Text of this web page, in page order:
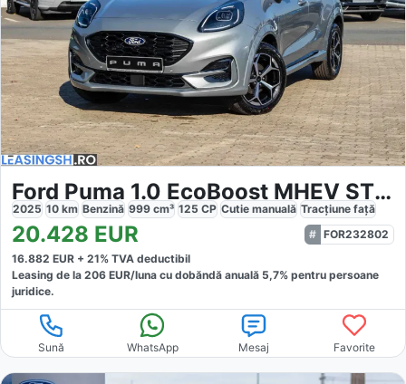
Ford Puma 1.0 EcoBoost MHEV ST Line
2025 10 km Benzină 999 cm³ 125 CP Cutie manuală Tracțiune față
20.428 EUR
FOR232802
16.882 EUR + 21% TVA deductibil
Leasing de la 206 EUR/luna cu dobăndă anuală 5,7% pentru persoane
juridice.
Sună WhatsApp Mesaj Favorite